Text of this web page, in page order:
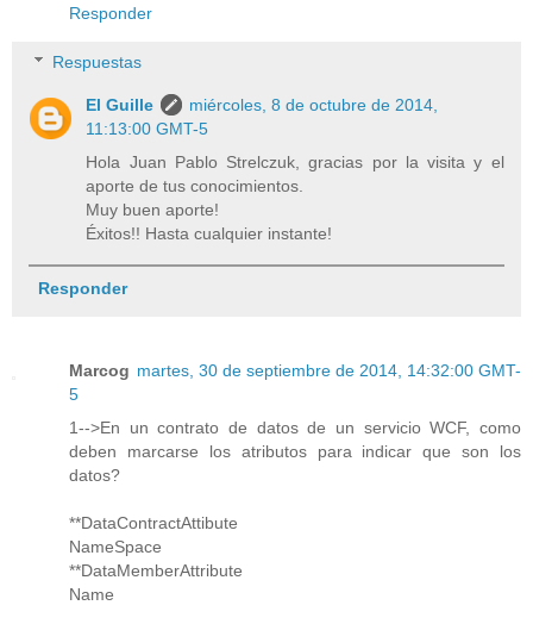
Responder
Respuestas
El Guille
miércoles, 8 de octubre de 2014,
11:13:00 GMT-5
Hola Juan Pablo Strelczuk, gracias por la visita y el
aporte de tus conocimientos.
Muy buen aporte!
Éxitos!! Hasta cualquier instante!
Responder
Marcog martes, 30 de septiembre de 2014, 14:32:00 GMT-
5
1-->En un contrato de datos de un servicio WCF, como
deben marcarse los atributos para indicar que son los
datos?
**DataContractAttibute
NameSpace
**DataMemberAttribute
Name